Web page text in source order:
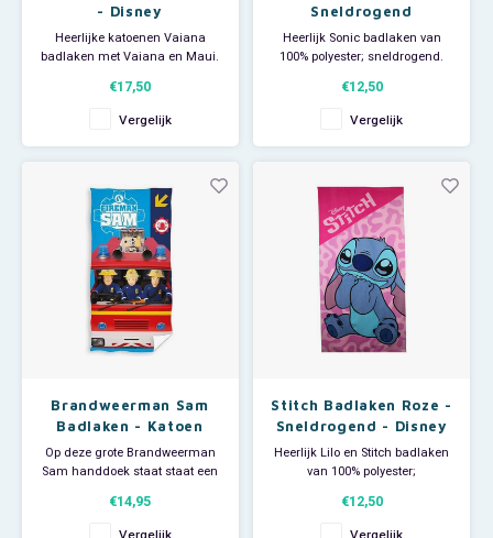
- Disney
Heerlijke katoenen Vaiana
badlaken met Vaiana en Maui.
ideaal voor thuisgebruik, voor bij
de zwemles en groot genoeg
om als strandlaken te
gebruiken. Materiaal: 100%
€17,50
Vergelijk
Sneldrogend
Heerlijk Sonic badlaken van
100% polyester; sneldrogend.
voor thuisgebruik, voor bij de
zwemles of als strandlaken om
op te zonnen. Afmeting: 70 x 140
cm.
€12,50
Vergelijk
Brandweerman Sam
Badlaken - Katoen
Op deze grote Brandweerman
Sam handdoek staat staat een
vrienden. Dit mooie badlaken is
Ideaal om als strandlaken te
€14,95
Stitch Badlaken Roze -
Sneldrogend - Disney
Heerlijk Lilo en Stitch badlaken
van 100% polyester;
handdoek is ideaal voor
thuisgebruik of bij de zwemles
€12,50